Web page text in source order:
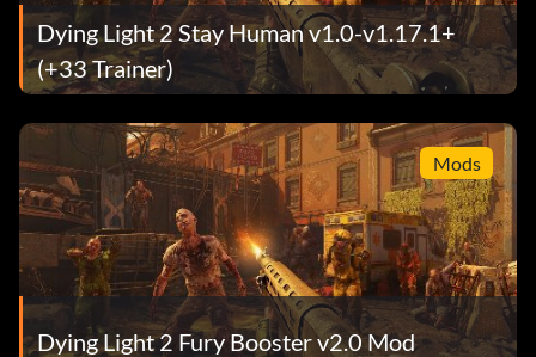
Dying Light 2 Stay Human v1.0-v1.17.1+
(+33 Trainer)
Mods
Dying Light 2 Fury Booster v2.0 Mod